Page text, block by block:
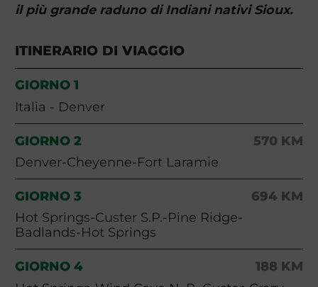
il più grande raduno di Indiani nativi Sioux.
ITINERARIO DI VIAGGIO
GIORNO 1
Italia - Denver
GIORNO 2
570 KM
Denver-Cheyenne-Fort Laramie
GIORNO 3
694 KM
Hot Springs-Custer S.P.-Pine Ridge-
Badlands-Hot Springs
GIORNO 4
188 KM